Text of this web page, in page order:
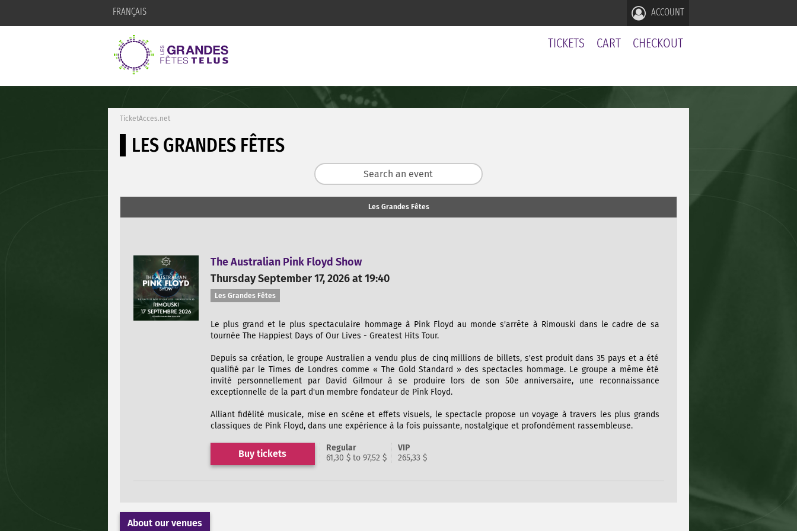
FRANÇAIS ACCOUNT
TICKETS CART CHECKOUT
TicketAcces.net
LES GRANDES FÊTES
Les Grandes Fêtes
The Australian Pink Floyd Show
Thursday September 17, 2026 at 19:40
Les Grandes Fêtes
Le plus grand et le plus spectaculaire hommage à Pink Floyd au monde s'arrête à Rimouski dans le cadre de sa
tournée The Happiest Days of Our Lives - Greatest Hits Tour.
Depuis sa création, le groupe Australien a vendu plus de cinq millions de billets, s'est produit dans 35 pays et a été
qualifié par le Times de Londres comme « The Gold Standard » des spectacles hommage. Le groupe a même été
invité personnellement par David Gilmour à se produire lors de son 50e anniversaire, une reconnaissance
exceptionnelle de la part d'un membre fondateur de Pink Floyd.
Alliant fidélité musicale, mise en scène et effets visuels, le spectacle propose un voyage à travers les plus grands
classiques de Pink Floyd, dans une expérience à la fois puissante, nostalgique et profondément rassembleuse.
Buy tickets
Regular
61,30 $ to 97,52 $
VIP
265,33 $
About our venues